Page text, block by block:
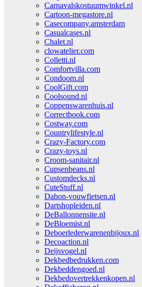
Carnavalskostuumwinkel.nl
Cartoon-megastore.nl
Casecompany.amsterdam
Casualcases.nl
Chalet.nl
clowatelier.com
Colletti.nl
Comfortvilla.com
Condoom.nl
CoolGift.com
Coolsound.nl
Coppenswarenhuis.nl
Correctbook.com
Costway.com
Countrylifestyle.nl
Crazy-Factory.com
Crazy-toys.nl
Croom-sanitair.nl
Cupsenbeans.nl
Customdecks.nl
CuteStuff.nl
Dahon-vouwfietsen.nl
Dartshopleiden.nl
DeBallonnensite.nl
DeBloemist.nl
Deboerlederwarenenbijoux.nl
Decoaction.nl
Deijsvogel.nl
Dekbedbedrukken.com
Dekbeddengoed.nl
Dekbedovertrekkenkopen.nl